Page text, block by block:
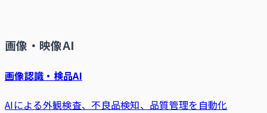
画像・映像AI
画像認識・検品AI
AIによる外観検査、不良品検知、品質管理を自動化